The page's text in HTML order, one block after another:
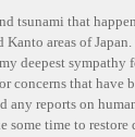
tsunami that
Kanto areas of
deepest
concerns that have
any reports on
time to